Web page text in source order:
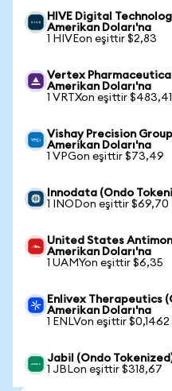
HIVE Digital
Amerikan Doları'na
1 HIVEon eşittir $2,83
Vertex
Amerikan Doları'na
1 VRTXon eşittir $483,41
Vishay Precision
Amerikan Doları'na
1 VPGon eşittir $73,49
Innodata (Ondo
1 INODon eşittir $69,70
United States
Amerikan Doları'na
1 UAMYon eşittir $6,35
Enlivex Therapeutics
Amerikan Doları'na
1 ENLVon eşittir $0,1462
Jabil (Ondo
1 JBLon eşittir $318,67